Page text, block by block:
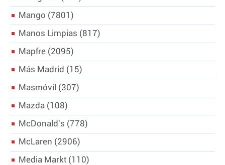
Mango
7801
Manos Limpias
817
Mapfre
2095
Más Madrid
15
Masmóvil
307
Mazda
108
McDonald's
778
McLaren
2906
Media Markt
110